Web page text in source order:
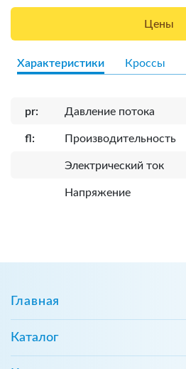
Цены
Характеристики Кроссы
pr: Давление потока
fl: Производительность
Электрический ток
Напряжение
Главная
Каталог